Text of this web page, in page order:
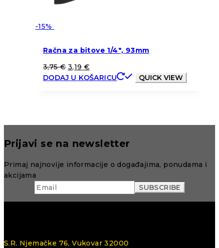
-15%
Račna za bitove 1/4″, 93mm
3,75€ 3,19 €
DODAJ U KOŠARICU
QUICK VIEW
Prijavi se na newsletter
Primaj najnovije informacije o događajima, ponudama i
akcijama
S.R. Njemačke 76, Vukovar 32000